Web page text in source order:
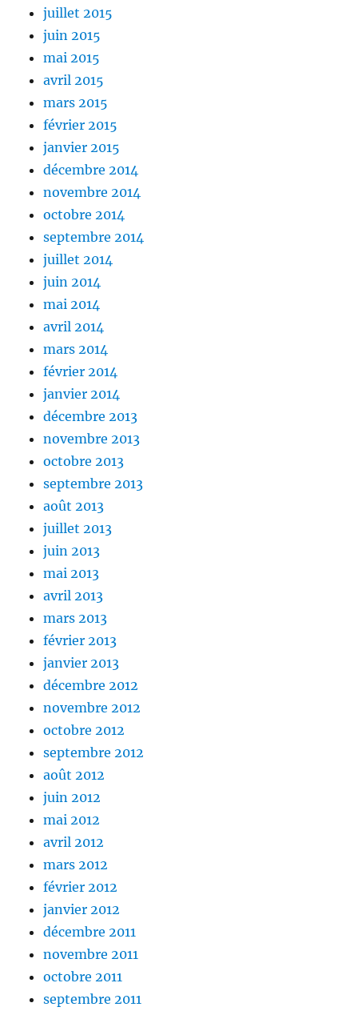
juillet 2015
juin 2015
mai 2015
avril 2015
mars 2015
février 2015
janvier 2015
décembre 2014
novembre 2014
octobre 2014
septembre 2014
juillet 2014
juin 2014
mai 2014
avril 2014
mars 2014
février 2014
janvier 2014
décembre 2013
novembre 2013
octobre 2013
septembre 2013
août 2013
juillet 2013
juin 2013
mai 2013
avril 2013
mars 2013
février 2013
janvier 2013
décembre 2012
novembre 2012
octobre 2012
septembre 2012
août 2012
juin 2012
mai 2012
avril 2012
mars 2012
février 2012
janvier 2012
décembre 2011
novembre 2011
octobre 2011
septembre 2011